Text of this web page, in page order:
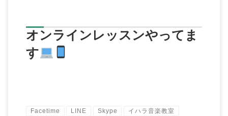
オンラインレッスンやってま
す
Facetime LINE Skype イハラ音楽教室